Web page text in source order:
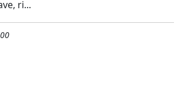
ri...